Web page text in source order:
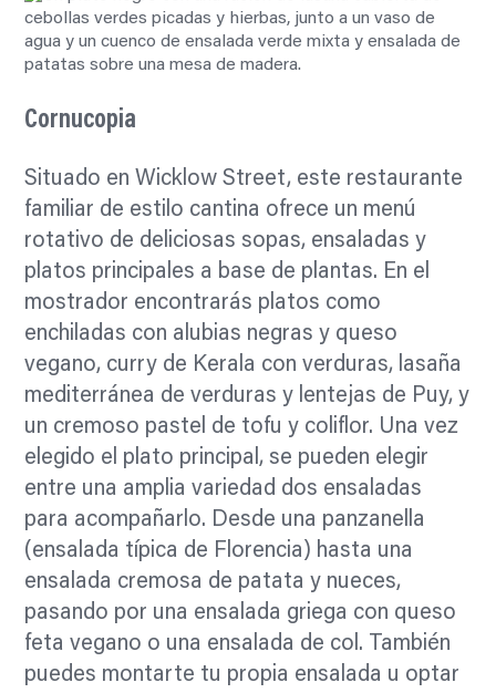
Cornucopia
Situado en Wicklow Street, este restaurante
familiar de estilo cantina ofrece un menú
rotativo de deliciosas sopas, ensaladas y
platos principales a base de plantas. En el
mostrador encontrarás platos como
enchiladas con alubias negras y queso
vegano, curry de Kerala con verduras, lasaña
mediterránea de verduras y lentejas de Puy, y
un cremoso pastel de tofu y coliflor. Una vez
elegido el plato principal, se pueden elegir
entre una amplia variedad dos ensaladas
para acompañarlo. Desde una panzanella
(ensalada típica de Florencia) hasta una
ensalada cremosa de patata y nueces,
pasando por una ensalada griega con queso
feta vegano o una ensalada de col. También
puedes montarte tu propia ensalada u optar